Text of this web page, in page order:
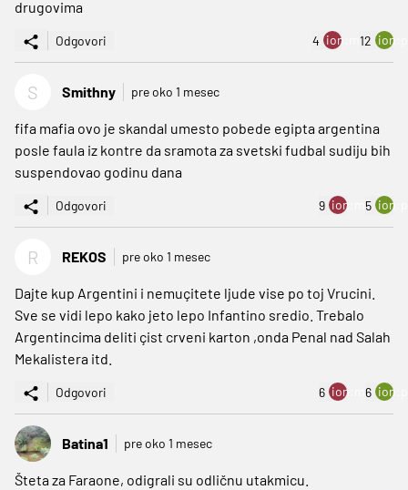
drugovima
Odgovori 4 ion:minus
12
S Smithny pre oko 1 mesec
fifa mafia ovo je skandal umesto pobede egipta argentina
posle faula iz kontre da sramota za svetski fudbal sudiju bih
suspendovao godinu dana
Odgovori 9 ion:minus
5
R REKOS pre oko 1 mesec
Dajte kup Argentini i nemuçitete ljude vise po toj Vrucini.
Sve se vidi lepo kako jeto lepo Infantino sredio. Trebalo
Argentincima deliti çist crveni karton ,onda Penal nad Salah
Mekalistera itd.
Odgovori 6 ion:minus
6
Batina1 pre oko 1 mesec
Šteta za Faraone, odigrali su odličnu utakmicu.